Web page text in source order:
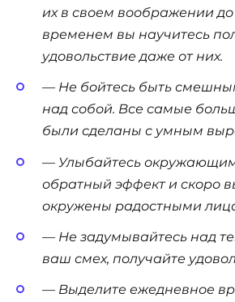
их в своем воображении
временем вы научитесь
удовольствие даже от них.
— Не бойтесь быть
над собой. Все самые
были сделаны с умным
— Улыбайтесь
обратный эффект и скоро
окружены радостными
— Не задумывайтесь над
ваш смех, получайте
— Выделите ежедневное